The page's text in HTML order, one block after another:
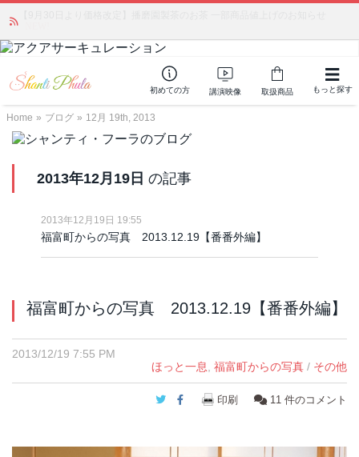
初めての方 講演映像 取扱商品 もっと探す
Home » ブログ » 12月 19th, 2013
2013年12月19日 の記事
2013年12月19日 19:55
福富町からの写真 2013.12.19【番番外編】
福富町からの写真 2013.12.19【番番外編】
2013/12/19 7:55 PM
ほっと一息
福富町からの写真 / その他
Twitter
Facebook
印刷 11 件のコメント